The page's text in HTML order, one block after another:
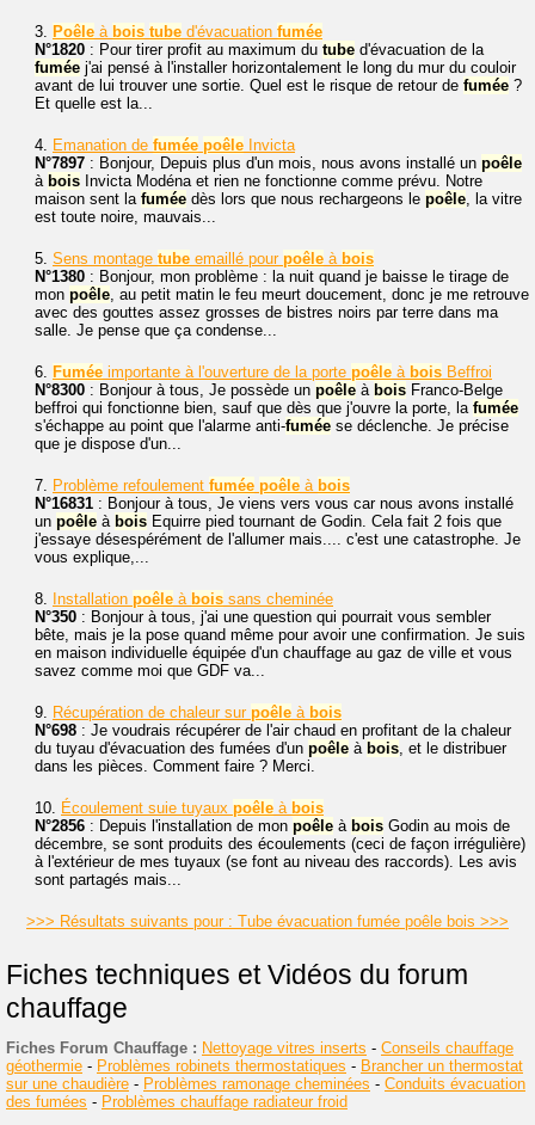
3. Poêle à bois tube d'évacuation fumée
N°1820 : Pour tirer profit au maximum du tube d'évacuation de la
fumée j'ai pensé à l'installer horizontalement le long du mur du couloir
avant de lui trouver une sortie. Quel est le risque de retour de fumée ?
Et quelle est la...
4. Emanation de fumée poêle Invicta
N°7897 : Bonjour, Depuis plus d'un mois, nous avons installé un poêle
à bois Invicta Modéna et rien ne fonctionne comme prévu. Notre
maison sent la fumée dès lors que nous rechargeons le poêle, la vitre
est toute noire, mauvais...
5. Sens montage tube emaillé pour poêle à bois
N°1380 : Bonjour, mon problème : la nuit quand je baisse le tirage de
mon poêle, au petit matin le feu meurt doucement, donc je me retrouve
avec des gouttes assez grosses de bistres noirs par terre dans ma
salle. Je pense que ça condense...
6. Fumée importante à l'ouverture de la porte poêle à bois Beffroi
N°8300 : Bonjour à tous, Je possède un poêle à bois Franco-Belge
beffroi qui fonctionne bien, sauf que dès que j'ouvre la porte, la fumée
s'échappe au point que l'alarme anti-fumée se déclenche. Je précise
que je dispose d'un...
7. Problème refoulement fumée poêle à bois
N°16831 : Bonjour à tous, Je viens vers vous car nous avons installé
un poêle à bois Equirre pied tournant de Godin. Cela fait 2 fois que
j'essaye désespérément de l'allumer mais.... c'est une catastrophe. Je
vous explique,...
8. Installation poêle à bois sans cheminée
N°350 : Bonjour à tous, j'ai une question qui pourrait vous sembler
bête, mais je la pose quand même pour avoir une confirmation. Je suis
en maison individuelle équipée d'un chauffage au gaz de ville et vous
savez comme moi que GDF va...
9. Récupération de chaleur sur poêle à bois
N°698 : Je voudrais récupérer de l'air chaud en profitant de la chaleur
du tuyau d'évacuation des fumées d'un poêle à bois, et le distribuer
dans les pièces. Comment faire ? Merci.
10. Écoulement suie tuyaux poêle à bois
N°2856 : Depuis l'installation de mon poêle à bois Godin au mois de
décembre, se sont produits des écoulements (ceci de façon irrégulière)
à l'extérieur de mes tuyaux (se font au niveau des raccords). Les avis
sont partagés mais...
>>> Résultats suivants pour : Tube évacuation fumée poêle bois >>>
Fiches techniques et Vidéos du forum
chauffage
Fiches Forum Chauffage : Nettoyage vitres inserts - Conseils chauffage
géothermie - Problèmes robinets thermostatiques - Brancher un thermostat
sur une chaudière - Problèmes ramonage cheminées - Conduits évacuation
des fumées - Problèmes chauffage radiateur froid